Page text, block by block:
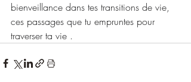
bienveillance dans tes transitions de vie,
ces passages que tu empruntes pour
traverser ta vie .